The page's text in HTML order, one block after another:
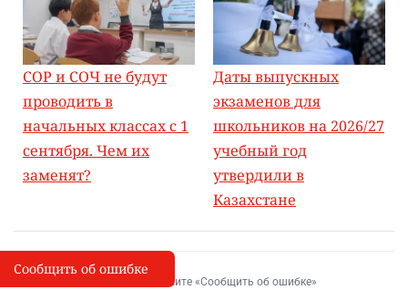
СОР и СОЧ не будут
проводить в
начальных классах с 1
сентября. Чем их
заменят?
Даты выпускных
экзаменов для
школьников на 2026/27
учебный год
утвердили в
Казахстане
I
Сообщить об опечатке
Выделите фрагмент и нажмите «Сообщить об ошибке»
Сообщить об ошибке